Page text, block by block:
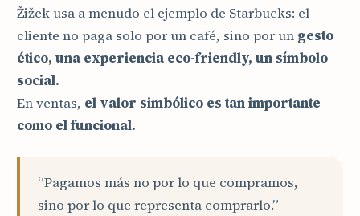
Žižek usa a menudo el ejemplo de Starbucks: el
cliente no paga solo por un café, sino por un gesto
ético, una experiencia eco-friendly, un símbolo
social.
En ventas, el valor simbólico es tan importante
como el funcional.
“Pagamos más no por lo que compramos,
sino por lo que representa comprarlo.” —